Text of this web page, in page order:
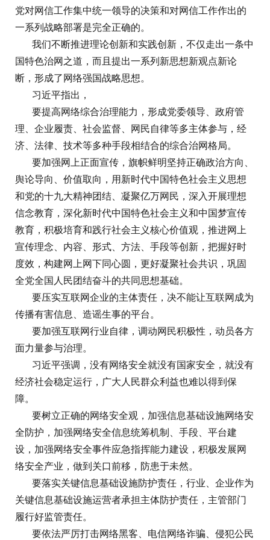
党对网信工作集中统一领导的决策和对网信工作作出的
一系列战略部署是完全正确的。
我们不断推进理论创新和实践创新，不仅走出一条中
国特色治网之道，而且提出一系列新思想新观点新论
断，形成了网络强国战略思想。
习近平指出，
要提高网络综合治理能力，形成党委领导、政府管
理、企业履责、社会监督、网民自律等多主体参与，经
济、法律、技术等多种手段相结合的综合治网格局。
要加强网上正面宣传，旗帜鲜明坚持正确政治方向、
舆论导向、价值取向，用新时代中国特色社会主义思想
和党的十九大精神团结、凝聚亿万网民，深入开展理想
信念教育，深化新时代中国特色社会主义和中国梦宣传
教育，积极培育和践行社会主义核心价值观，推进网上
宣传理念、内容、形式、方法、手段等创新，把握好时
度效，构建网上网下同心圆，更好凝聚社会共识，巩固
全党全国人民团结奋斗的共同思想基础。
要压实互联网企业的主体责任，决不能让互联网成为
传播有害信息、造谣生事的平台。
要加强互联网行业自律，调动网民积极性，动员各方
面力量参与治理。
习近平强调，没有网络安全就没有国家安全，就没有
经济社会稳定运行，广大人民群众利益也难以得到保
障。
要树立正确的网络安全观，加强信息基础设施网络安
全防护，加强网络安全信息统筹机制、手段、平台建
设，加强网络安全事件应急指挥能力建设，积极发展网
络安全产业，做到关口前移，防患于未然。
要落实关键信息基础设施防护责任，行业、企业作为
关键信息基础设施运营者承担主体防护责任，主管部门
履行好监管责任。
要依法严厉打击网络黑客、电信网络诈骗、侵犯公民